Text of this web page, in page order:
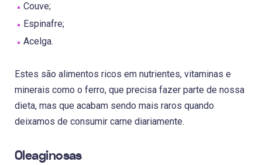
Couve;
Espinafre;
Acelga.
Estes são alimentos ricos em nutrientes, vitaminas e
minerais como o ferro, que precisa fazer parte de nossa
dieta, mas que acabam sendo mais raros quando
deixamos de consumir carne diariamente.
Oleaginosas